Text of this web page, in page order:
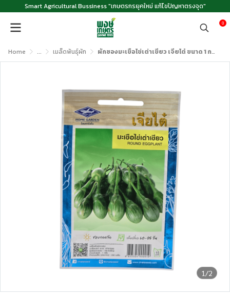
Smart Agricultural Bussiness "เกษตรกรยุคใหม่ แก้ไขปัญหาตรงจุด"
0
Home ... เมล็ดพันธุ์ผัก ผักซองมะเขือไข่เต่าเขียว เจียไต๋ ขนาด 1 กรัม
1/2